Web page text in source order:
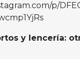
p/
y lencería: